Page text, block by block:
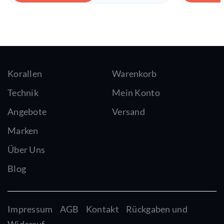
Korallen
Technik
Angebote
Marken
Über Uns
Blog
Warenkorb
Mein Konto
Versand
Impressum AGB Kontakt
Rückgaben und